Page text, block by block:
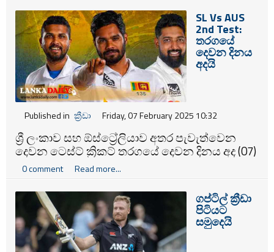
SL Vs AUS
2nd Test:
තරගයේ
දෙවන දිනය
අදයි
Published in ක්‍රීඩා Friday, 07 February 2025 10:32
ශ්‍රී ලංකාව සහ ඕස්ට්‍රේලියාව අතර පැවැත්වෙන
දෙවන ටෙස්ට් ක්‍රිකට් තරගයේ දෙවන දිනය අද (07)
ක්‍රියාත්මක වනවා.
0 comment Read more...
ගප්ටිල් ක්‍රීඩා
පිටියට
සමුදෙයි